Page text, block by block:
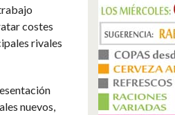
costes
rivales
nuevos,